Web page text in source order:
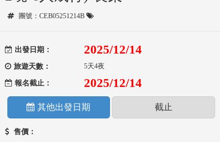
團號：CEB05251214B
出發日期： 2025/12/14
旅遊天數： 5天4夜
報名截止： 2025/12/14
其他出發日期 截止
售價：